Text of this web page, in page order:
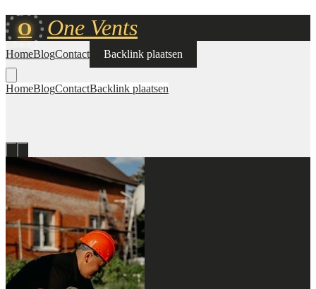
O One Vents
HomeBlogContact Backlink plaatsen
HomeBlogContactBacklink plaatsen